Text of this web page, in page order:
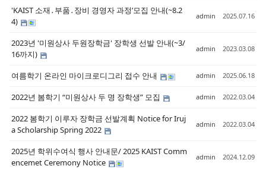
'KAIST 소재․부품․장비 경영자 과정’모집 안내(~8.2
4)
admin 2025.07.16
2023년 '미원상사 두원장학금' 장학생 선발 안내(~3/
16까지)
admin 2023.03.08
여름학기 온라인 마이크로디그리 접수 안내 admin 2025.06.18
2022년 봄학기 “미원상사 두 명 장학생” 모집 admin 2022.03.04
2022 봄학기 이루자 장학금 선발계획 Notice for Iruj
a Scholarship Spring 2022
admin 2022.03.04
2025년 학위수여식 행사 안내문/ 2025 KAIST Comm
encemet Ceremony Notice
admin 2024.12.09